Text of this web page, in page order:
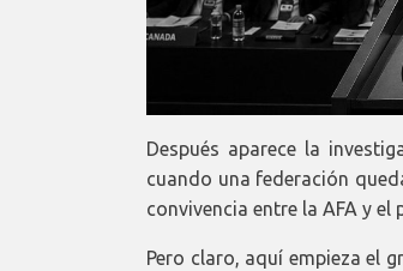
Después aparece la
cuando una federación
convivencia entre la AFA y el
Pero claro, aquí empieza el